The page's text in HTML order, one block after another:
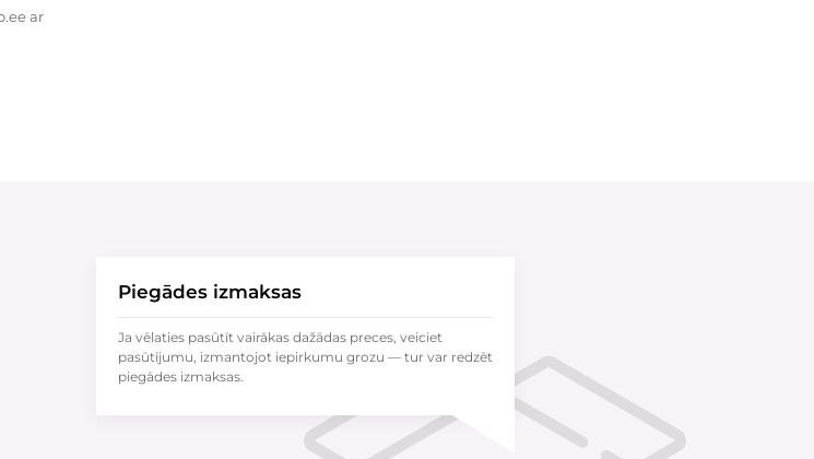
ar
Piegādes izmaksas
Ja vēlaties pasūtīt vairākas dažādas preces, veiciet
pasūtījumu, izmantojot iepirkumu grozu — tur var redzēt
piegādes izmaksas.